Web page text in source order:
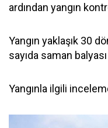
ardından yangın
Yangın yaklaşık 30
sayıda saman
Yangınla ilgili